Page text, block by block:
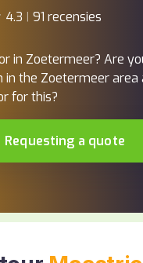
4.3 91 recensies
in Zoetermeer? Are
the Zoetermeer area
for this?
Requesting a quote